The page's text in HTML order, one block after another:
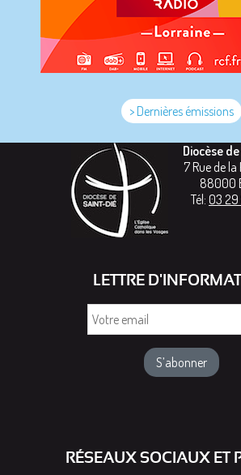
> Dernières émissions
Diocèse
7 Rue de
88000
Tél: 03 29
LETTRE
RÉSEAUX SOCIAUX ET